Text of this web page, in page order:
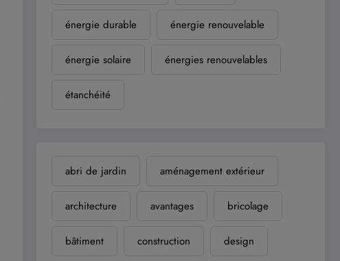
énergie durable énergie renouvelable
énergie solaire énergies renouvelables
étanchéité
abri de jardin aménagement extérieur
architecture avantages bricolage
bâtiment construction design